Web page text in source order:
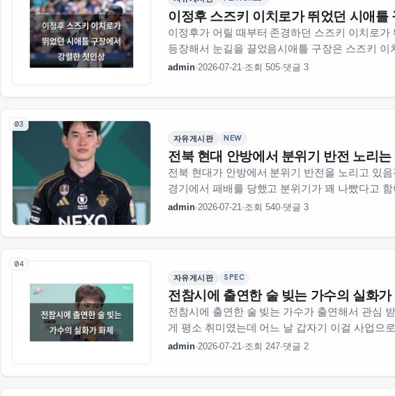
이정후 스즈키 이치로가 뛰었던 시애틀
이정후가 어릴 때부터 존경하던 스즈키 이치로
등장해서 눈길을 끌었음시애틀 구장은 스즈키
경기 시…
admin·2026-07-21·조회 505·댓글 3
03
자유게시판 NEW
전북 현대 안방에서 분위기 반전 노리는
전북 현대가 안방에서 분위기 반전을 노리고 있
경기에서 패배를 당했고 분위기가 꽤 나빴다고
admin·2026-07-21 ·조회 540·댓글 3
04
자유게시판 SPEC
전참시에 출연한 술 빚는 가수의 실화가
전참시에 출연한 술 빚는 가수가 출연해서 관심
게 평소 취미였는데 어느 날 갑자기 이걸 사업으
admin·2026-07-21·조회 247·댓글 2